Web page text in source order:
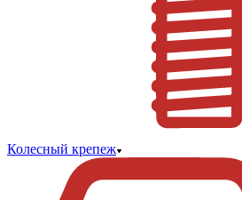
Колесный крепеж